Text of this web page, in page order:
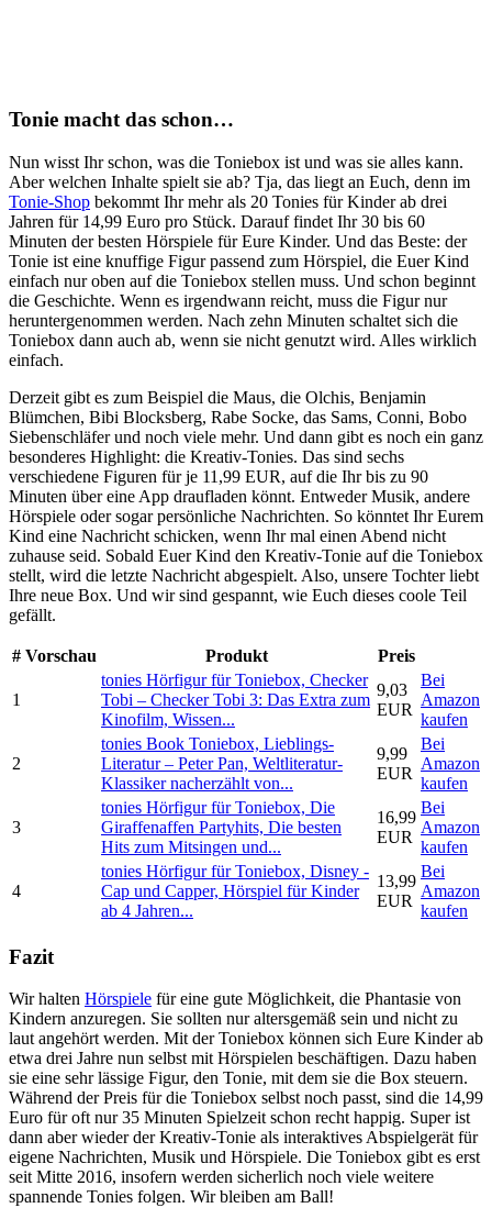
Tonie macht das schon…
Nun wisst Ihr schon, was die Toniebox ist und was sie alles kann.
Aber welchen Inhalte spielt sie ab? Tja, das liegt an Euch, denn im
Tonie-Shop bekommt Ihr mehr als 20 Tonies für Kinder ab drei
Jahren für 14,99 Euro pro Stück. Darauf findet Ihr 30 bis 60
Minuten der besten Hörspiele für Eure Kinder. Und das Beste: der
Tonie ist eine knuffige Figur passend zum Hörspiel, die Euer Kind
einfach nur oben auf die Toniebox stellen muss. Und schon beginnt
die Geschichte. Wenn es irgendwann reicht, muss die Figur nur
heruntergenommen werden. Nach zehn Minuten schaltet sich die
Toniebox dann auch ab, wenn sie nicht genutzt wird. Alles wirklich
einfach.
Derzeit gibt es zum Beispiel die Maus, die Olchis, Benjamin
Blümchen, Bibi Blocksberg, Rabe Socke, das Sams, Conni, Bobo
Siebenschläfer und noch viele mehr. Und dann gibt es noch ein ganz
besonderes Highlight: die Kreativ-Tonies. Das sind sechs
verschiedene Figuren für je 11,99 EUR, auf die Ihr bis zu 90
Minuten über eine App draufladen könnt. Entweder Musik, andere
Hörspiele oder sogar persönliche Nachrichten. So könntet Ihr Eurem
Kind eine Nachricht schicken, wenn Ihr mal einen Abend nicht
zuhause seid. Sobald Euer Kind den Kreativ-Tonie auf die Toniebox
stellt, wird die letzte Nachricht abgespielt. Also, unsere Tochter liebt
Ihre neue Box. Und wir sind gespannt, wie Euch dieses coole Teil
gefällt.
# Vorschau Produkt Preis
1
tonies Hörfigur für Toniebox, Checker
Tobi – Checker Tobi 3: Das Extra zum
Kinofilm, Wissen...
9,03
EUR
Bei
Amazon
kaufen
2
tonies Book Toniebox, Lieblings-
Literatur – Peter Pan, Weltliteratur-
Klassiker nacherzählt von...
9,99
EUR
Bei
Amazon
kaufen
3
tonies Hörfigur für Toniebox, Die
Giraffenaffen Partyhits, Die besten
Hits zum Mitsingen und...
16,99
EUR
Bei
Amazon
kaufen
4
tonies Hörfigur für Toniebox, Disney -
Cap und Capper, Hörspiel für Kinder
ab 4 Jahren...
13,99
EUR
Bei
Amazon
kaufen
Fazit
Wir halten Hörspiele für eine gute Möglichkeit, die Phantasie von
Kindern anzuregen. Sie sollten nur altersgemäß sein und nicht zu
laut angehört werden. Mit der Toniebox können sich Eure Kinder ab
etwa drei Jahre nun selbst mit Hörspielen beschäftigen. Dazu haben
sie eine sehr lässige Figur, den Tonie, mit dem sie die Box steuern.
Während der Preis für die Toniebox selbst noch passt, sind die 14,99
Euro für oft nur 35 Minuten Spielzeit schon recht happig. Super ist
dann aber wieder der Kreativ-Tonie als interaktives Abspielgerät für
eigene Nachrichten, Musik und Hörspiele. Die Toniebox gibt es erst
seit Mitte 2016, insofern werden sicherlich noch viele weitere
spannende Tonies folgen. Wir bleiben am Ball!